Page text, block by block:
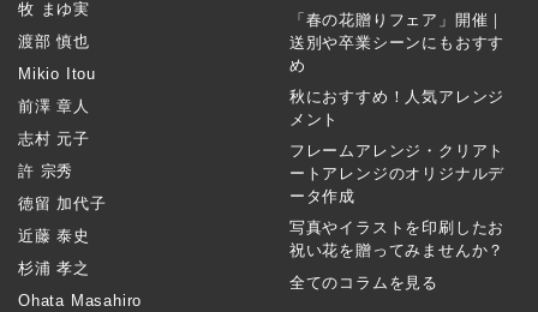
牧 まゆ実
渡部 慎也
Mikio Itou
前澤 章人
志村 元子
許 宗秀
徳留 加代子
近藤 泰史
杉浦 孝之
Ohata Masahiro
「春の花贈りフェア」開催｜
送別や卒業シーンにもおすす
め
秋におすすめ！人気アレンジ
メント
フレームアレンジ・クリアト
ートアレンジのオリジナルデ
ータ作成
写真やイラストを印刷したお
祝い花を贈ってみませんか？
全てのコラムを見る